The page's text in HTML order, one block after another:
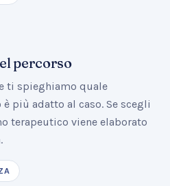
percorso
ti spieghiamo quale
più adatto al caso. Se scegli
terapeutico viene elaborato